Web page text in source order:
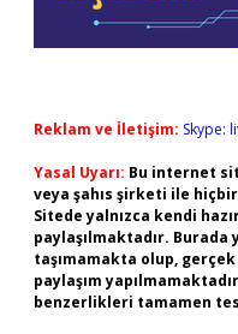
Reklam ve İletişim: Skype:
Yasal Uyarı: Bu internet
veya şahıs şirketi ile
Sitede yalnızca kendi
paylaşılmaktadır.
taşımamakta olup,
paylaşım
benzerlikleri tamamen